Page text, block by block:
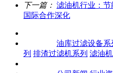
下一篇： 滤油机行业：
国际合作深化
油库过滤设备系
列 排渣过滤机系列 滤油机